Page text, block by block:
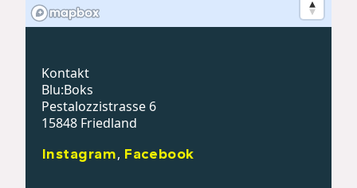
Kontakt
Blu:Boks
Pestalozzistrasse 6
15848 Friedland
Instagram, Facebook